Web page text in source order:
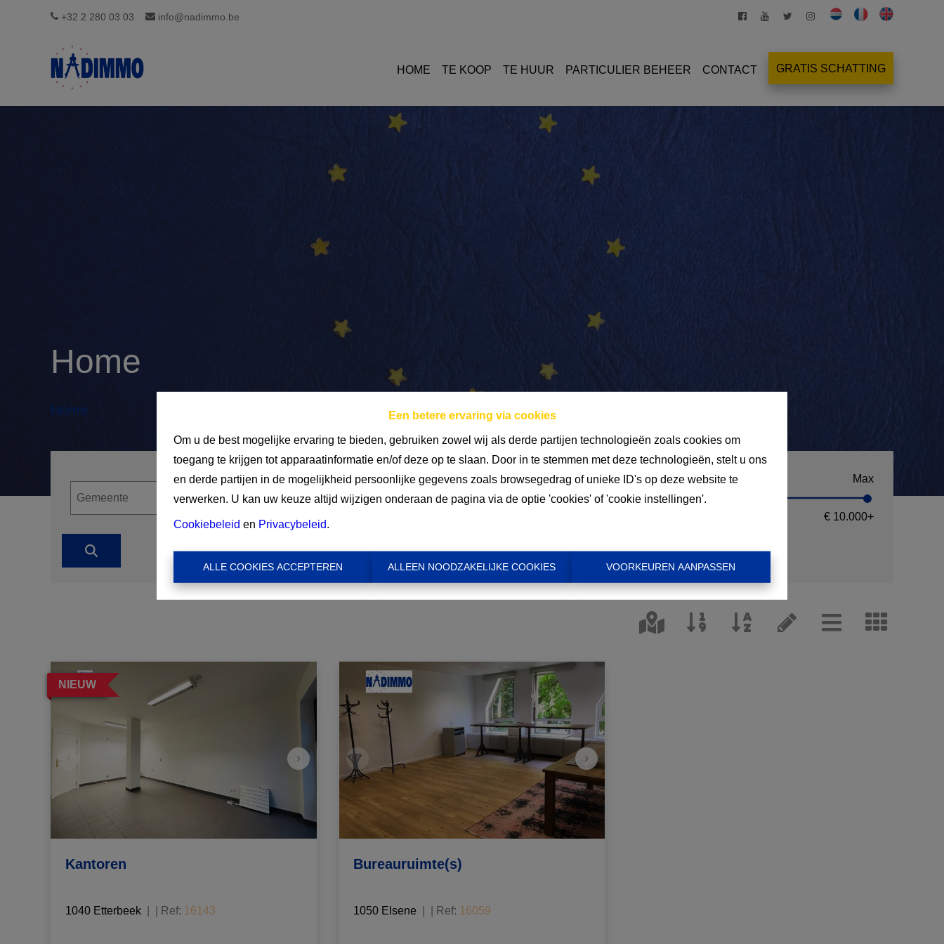
Een betere ervaring via cookies
Om u de best mogelijke ervaring te bieden, gebruiken zowel wij als derde partijen technologieën zoals cookies om
toegang te krijgen tot apparaatinformatie en/of deze op te slaan. Door in te stemmen met deze technologieën, stelt u ons
en derde partijen in de mogelijkheid persoonlijke gegevens zoals browsegedrag of unieke ID's op deze website te
verwerken. U kan uw keuze altijd wijzigen onderaan de pagina via de optie 'cookies' of 'cookie instellingen'.
Cookiebeleid en Privacybeleid.
ALLE COOKIES ACCEPTEREN ALLEEN NOODZAKELIJKE COOKIES VOORKEUREN AANPASSEN
+32 2 280 03 03 info@nadimmo.be
HOME TE KOOP TE HUUR PARTICULIER BEHEER CONTACT GRATIS SCHATTING
Home
Home
Min Max
€ 10.000+
NIEUW
Kantoren
1040 Etterbeek Ref: 16143
Bureauruimte(s)
1050 Elsene Ref: 16059